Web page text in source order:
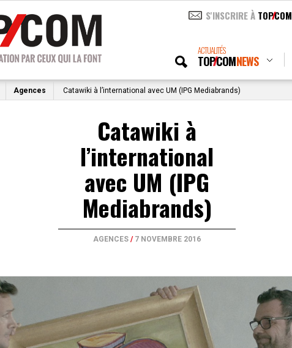
S'INSCRIRE À TOPCOM
ACTUALITÉS
TOPCOMNEWS
Agences Catawiki à l’international avec UM (IPG Mediabrands)
Catawiki à
l’international
avec UM (IPG
Mediabrands)
AGENCES / 7 NOVEMBRE 2016